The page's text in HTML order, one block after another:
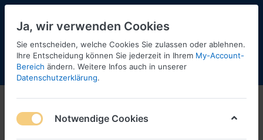
Menü Anmelden Shopaktualisierung
1:87
1-12 von 68
Ja, wir verwenden Cookies
Sie entscheiden, welche Cookies Sie zulassen oder ablehnen.
Ihre Entscheidung können Sie jederzeit in Ihrem My-Account-
Bereich ändern. Weitere Infos auch in unserer
Datenschutzerklärung.
Notwendige Cookies